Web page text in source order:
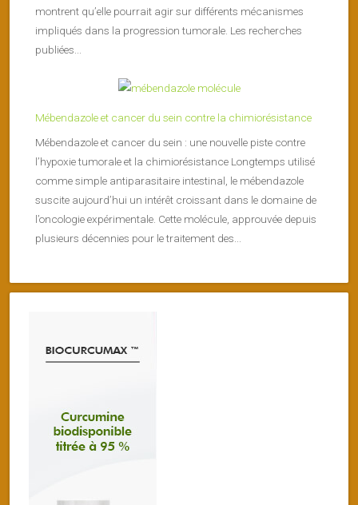
montrent qu’elle pourrait agir sur différents mécanismes
impliqués dans la progression tumorale. Les recherches
publiées...
Mébendazole et cancer du sein contre la chimiorésistance
Mébendazole et cancer du sein : une nouvelle piste contre
l’hypoxie tumorale et la chimiorésistance Longtemps utilisé
comme simple antiparasitaire intestinal, le mébendazole
suscite aujourd’hui un intérêt croissant dans le domaine de
l’oncologie expérimentale. Cette molécule, approuvée depuis
plusieurs décennies pour le traitement des...